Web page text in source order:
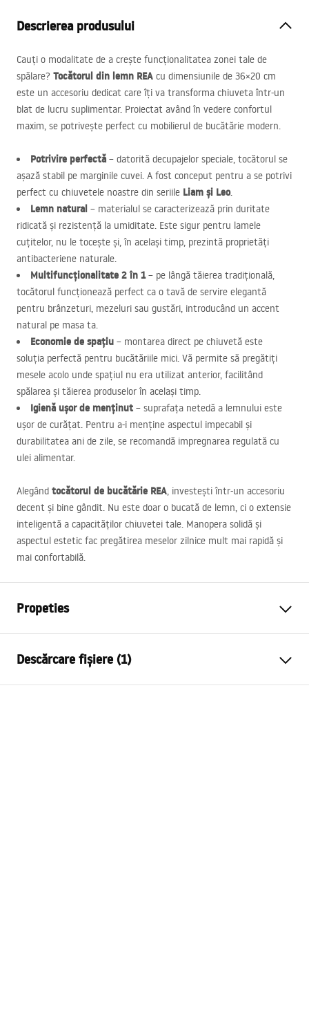
Descrierea produsului
Cauți o modalitate de a crește funcționalitatea zonei tale de
spălare? Tocătorul din lemn REA cu dimensiunile de 36×20 cm
este un accesoriu dedicat care îți va transforma chiuveta într-un
blat de lucru suplimentar. Proiectat având în vedere confortul
maxim, se potrivește perfect cu mobilierul de bucătărie modern.
Potrivire perfectă – datorită decupajelor speciale, tocătorul se
așază stabil pe marginile cuvei. A fost conceput pentru a se potrivi
perfect cu chiuvetele noastre din seriile Liam și Leo.
Lemn natural – materialul se caracterizează prin duritate
ridicată și rezistență la umiditate. Este sigur pentru lamele
cuțitelor, nu le tocește și, în același timp, prezintă proprietăți
antibacteriene naturale.
Multifuncționalitate 2 în 1– pe lângă tăierea tradițională,
tocătorul funcționează perfect ca o tavă de servire elegantă
pentru brânzeturi, mezeluri sau gustări, introducând un accent
natural pe masa ta.
Economie de spațiu – montarea direct pe chiuvetă este
soluția perfectă pentru bucătăriile mici. Vă permite să pregătiți
mesele acolo unde spațiul nu era utilizat anterior, facilitând
spălarea și tăierea produselor în același timp.
Igienă ușor de menținut – suprafața netedă a lemnului este
ușor de curățat. Pentru a-i menține aspectul impecabil și
durabilitatea ani de zile, se recomandă impregnarea regulată cu
ulei alimentar.
Alegând tocătorul de bucătărie REA, investești într-un accesoriu
decent și bine gândit. Nu este doar o bucată de lemn, ci o extensie
inteligentă a capacităților chiuvetei tale. Manopera solidă și
aspectul estetic fac pregătirea meselor zilnice mult mai rapidă și
mai confortabilă.
Propeties
Material
Lungime (mm)
380mm
Descărcare fișiere (1)